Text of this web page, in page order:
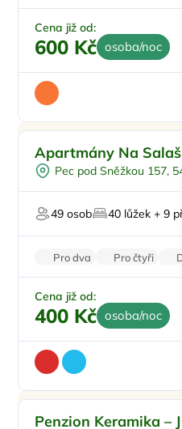
Parkování zdarma
Cena již od:
600 Kč osoba/noc
Pro skupiny
U lyžařského střediska
Zvířata povolena
Apartmány Na
Pec pod Sněžkou 157,
49 osob 40 lůžek + 9
Pro dva Pro čtyři
Venkovní posezení
Cena již od:
400 Kč osoba/noc
Penzion Keramika –